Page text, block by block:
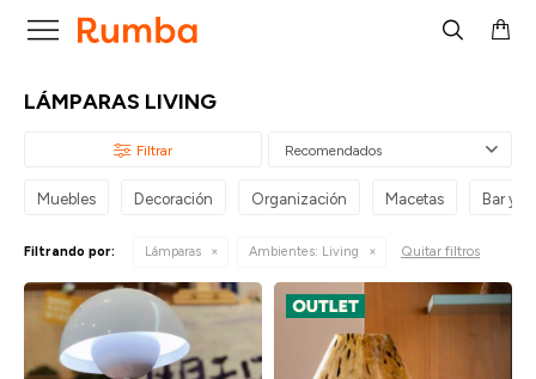

LÁMPARAS LIVING
Recomendados
Muebles Decoración Organización Macetas Bar y
Filtrando por: Lámparas Ambientes: Living Quitar filtros